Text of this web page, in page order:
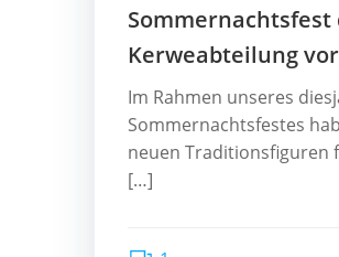
Sommernachtsfest
Kerweabteilung
Im Rahmen unseres
Sommernachtsfestes
neuen Traditionsfiguren
[…]